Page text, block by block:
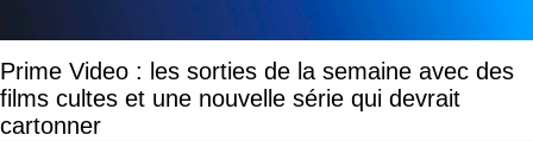
Prime Video : les sorties de la semaine avec des
films cultes et une nouvelle série qui devrait
cartonner